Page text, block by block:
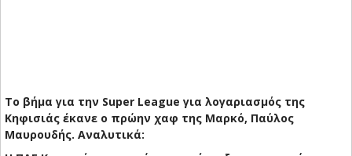
Το βήμα για την Super League για λογαριασμός της
Κηφισιάς έκανε ο πρώην χαφ της Μαρκό, Παύλος
Μαυρουδής. Αναλυτικά: